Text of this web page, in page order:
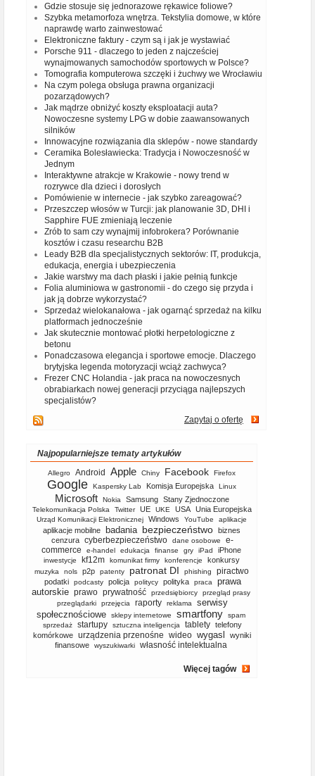
Gdzie stosuje się jednorazowe rękawice foliowe?
Szybka metamorfoza wnętrza. Tekstylia domowe, w które
naprawdę warto zainwestować
Elektroniczne faktury - czym są i jak je wystawiać
Porsche 911 - dlaczego to jeden z najcześciej
wynajmowanych samochodów sportowych w Polsce?
Tomografia komputerowa szczęki i żuchwy we Wrocławiu
Na czym polega obsługa prawna organizacji
pozarządowych?
Jak mądrze obniżyć koszty eksploatacji auta?
Nowoczesne systemy LPG w dobie zaawansowanych
silników
Innowacyjne rozwiązania dla sklepów - nowe standardy
Ceramika Bolesławiecka: Tradycja i Nowoczesność w
Jednym
Interaktywne atrakcje w Krakowie - nowy trend w
rozrywce dla dzieci i dorosłych
Pomówienie w internecie - jak szybko zareagować?
Przeszczep włosów w Turcji: jak planowanie 3D, DHI i
Sapphire FUE zmieniają leczenie
Zrób to sam czy wynajmij infobrokera? Porównanie
kosztów i czasu researchu B2B
Leady B2B dla specjalistycznych sektorów: IT, produkcja,
edukacja, energia i ubezpieczenia
Jakie warstwy ma dach płaski i jakie pełnią funkcje
Folia aluminiowa w gastronomii - do czego się przyda i
jak ją dobrze wykorzystać?
Sprzedaż wielokanałowa - jak ogarnąć sprzedaż na kilku
platformach jednocześnie
Jak skutecznie montować płotki herpetologiczne z
betonu
Ponadczasowa elegancja i sportowe emocje. Dlaczego
brytyjska legenda motoryzacji wciąż zachwyca?
Frezer CNC Holandia - jak praca na nowoczesnych
obrabiarkach nowej generacji przyciąga najlepszych
specjalistów?
Zapytaj o ofertę
Najpopularniejsze tematy artykułów
Allegro Android Apple Chiny Facebook Firefox
Google Kaspersky Lab Komisja Europejska Linux
Microsoft Nokia Samsung Stany Zjednoczone
Telekomunikacja Polska Twitter UE UKE USA Unia Europejska
Urząd Komunikacji Elektronicznej Windows YouTube aplikacje
aplikacje mobilne badania bezpieczeństwo biznes
cenzura cyberbezpieczeństwo dane osobowe
e-
commerce
e-handel edukacja finanse gry iPad iPhone
inwestycje kf12m komunikat firmy konferencje konkursy
muzyka nols p2p patenty patronat DI phishing piractwo
podatki podcasty policja politycy polityka praca
prawa
autorskie prawo prywatność przedsiębiorcy
przegląd prasy
przeglądarki
przejęcia raporty reklama
serwisy
społecznościowe
sklepy internetowe smartfony
spam
sprzedaż
startupy sztuczna inteligencja tablety telefony
komórkowe
urządzenia przenośne wideo wygasl
wyniki
finansowe
wyszukiwarki własność intelektualna
Więcej tagów